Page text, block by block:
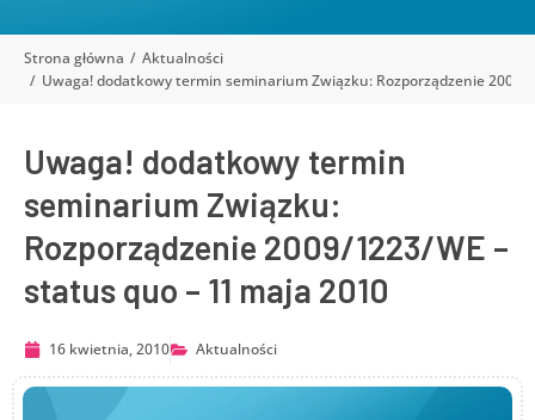
Jesteś tutaj:
Strona główna
Aktualności
Uwaga! dodatkowy termin seminarium Związku: Rozporządzenie 2009/
Uwaga! dodatkowy termin
seminarium Związku:
Rozporządzenie 2009/1223/WE –
status quo – 11 maja 2010
16 kwietnia, 2010 Aktualności